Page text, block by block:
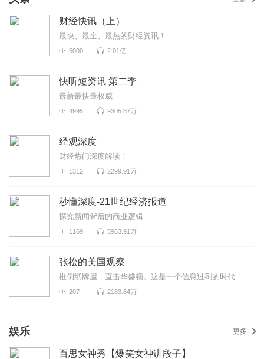
财经快讯（上）
最快、最全、最热的财经资讯！
5000 2.01亿
快听短资讯 第二季
最新最快最权威
4995 9305.87万
经观深度
财经热门深度解读！
1312 2299.91万
秒懂深度-21世纪经济报道
探究新闻背后的商业逻辑
1169 5963.91万
张松的美国观察
推倒纸牌屋，直击华盛顿。这是一个信息过剩的时代，也是一个真相迷离的时代。美国既是中国发展最重要的...
207 2183.64万
娱乐 更多
百思女神秀【爆笑女神讲段子】